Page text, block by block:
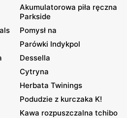
Akumulatorowa piła ręczna
Parkside
Pomysł na
Parówki Indykpol
Dessella
Cytryna
Herbata Twinings
Podudzie z kurczaka K!
Kawa rozpuszczalna tchibo